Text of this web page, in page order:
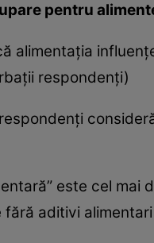
pentru
respondenţi)
este cel mai
aditivi